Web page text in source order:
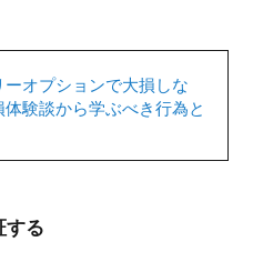
ーオプションで大損しな
体験談から学ぶべき行為と
する